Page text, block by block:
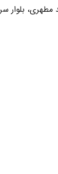
مطهری، بلوار